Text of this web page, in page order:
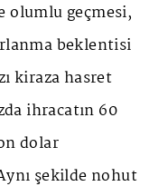
geçmesi,
beklentisi
kiraza hasret
ihracatın 60
dolar
şekilde nohut